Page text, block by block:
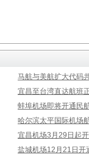
马航与美航扩大代码
宜昌至台湾直达航班
蚌埠机场即将开通民
哈尔滨太平国际机场
宜昌机场3月29日起
盐城机场12月21日开